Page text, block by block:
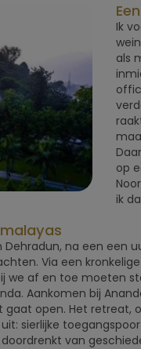
Ik
als
op
ik
na een een
Via een
we af en toe moeten
Aankomen bij
open. Het retreat,
sierlijke
van